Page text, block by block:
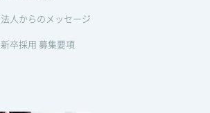
法人からのメッセージ
新卒採用 募集要項